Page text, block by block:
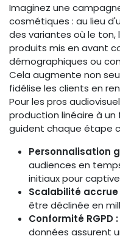
Imaginez une
cosmétiques : au lieu
des variantes où le ton,
produits mis en avant
démographiques ou
Cela augmente non
fidélise les clients en
Pour les pros
production linéaire à
guident chaque étape
Personnalisation
audiences en
initiaux pour
Scalabilité accrue
être déclinée en
Conformité RGPD :
données assurent